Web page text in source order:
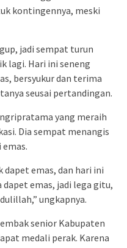
kontingennya, meski
jadi sempat turun
lagi. Hari ini seneng
bersyukur dan terima
seusai pertandingan.
yang meraih
Dia sempat menangis
dapet emas, dan hari ini
dapet emas, jadi lega gitu,
ungkapnya.
senior Kabupaten
medali perak. Karena